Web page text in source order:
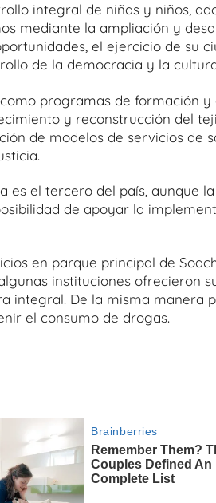
integral de niñas y niños,
mediante la ampliación y
el ejercicio de su
de la democracia y la
programas de formación y
y reconstrucción del
de modelos de servicios de
es el tercero del país, aunque
de apoyar la
en parque principal de
instituciones ofrecieron
integral. De la misma manera
el consumo de drogas.